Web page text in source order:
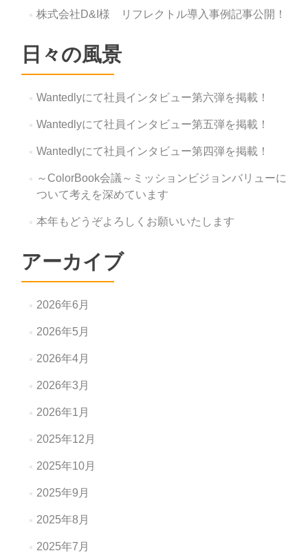
株式会社D&I様 リフレクトル導入事例記事公開！
日々の風景
Wantedlyにて社員インタビュー第六弾を掲載！
Wantedlyにて社員インタビュー第五弾を掲載！
Wantedlyにて社員インタビュー第四弾を掲載！
～ColorBook会議～ミッションビジョンバリューに
ついて考えを深めています
本年もどうぞよろしくお願いいたします
アーカイブ
2026年6月
2026年5月
2026年4月
2026年3月
2026年1月
2025年12月
2025年10月
2025年9月
2025年8月
2025年7月